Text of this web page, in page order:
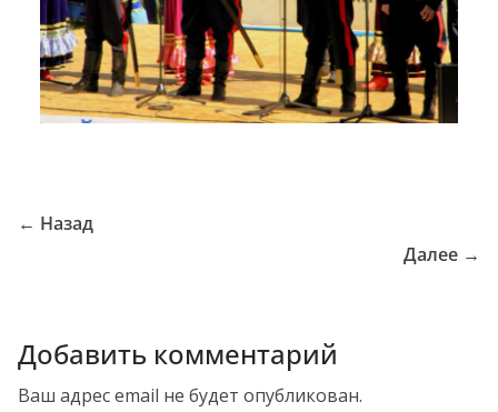
← Назад
Далее →
Добавить комментарий
Ваш адрес email не будет опубликован.